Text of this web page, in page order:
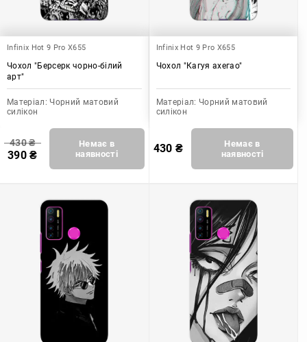
Infinix Hot 9 Pro X655
Чохол "Берсерк чорно-білий
арт"
Матеріал: Чорний матовий
силікон
430₴
390₴
Немає в
наявності
Infinix Hot 9 Pro X655
Чохол "Кагуя ахегао"
Матеріал: Чорний матовий
силікон
430 ₴
Немає в
наявності